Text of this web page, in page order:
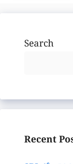
Search
Recent